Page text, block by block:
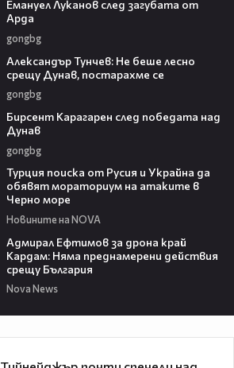
Емануел Луканов след загубата от
Арда
gongbg
Александър Тунчев: Не беше лесно
срещу Дунав, постарахме се
gongbg
Бирсент Карагарен след победата над
Дунав
gongbg
Турция поиска от Русия и Украйна да
обявят мораториум на атаките в
Черно море
Новините на NOVA
Адмирал Ефтимов за дрона край
Кардам: Няма преднамерени действия
срещу България
Nova News